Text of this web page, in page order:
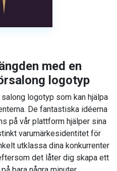
med en
logotyp
logotyp som kan hjälpa
De fantastiska idéerna
på vår plattform hjälper sina
varumärkesidentitet för
utklassa dina konkurrenter
det låter dig skapa ett